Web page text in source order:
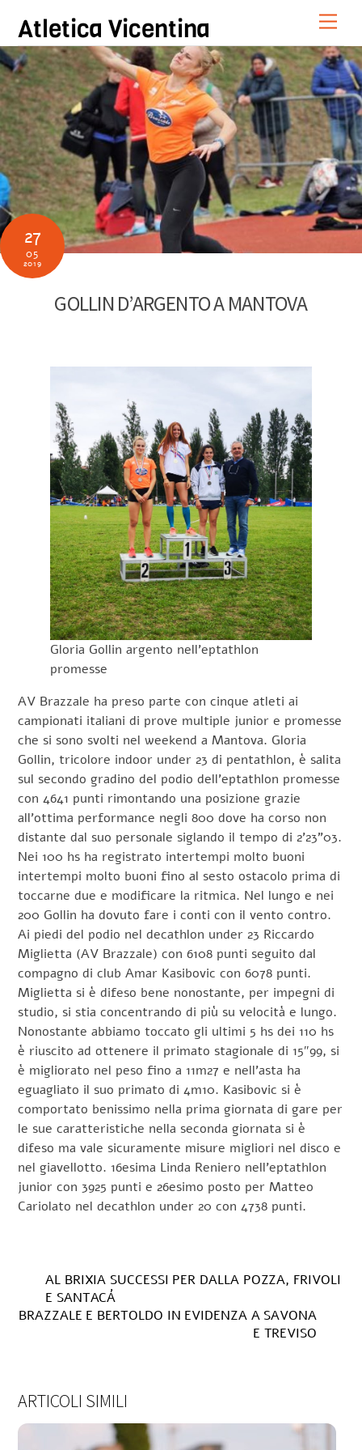
content
Atletica Vicentina
27
05
2019
GOLLIN D’ARGENTO A MANTOVA
Gloria Gollin argento nell’eptathlon
promesse
AV Brazzale ha preso parte con cinque atleti ai
campionati italiani di prove multiple junior e promesse
che si sono svolti nel weekend a Mantova. Gloria
Gollin, tricolore indoor under 23 di pentathlon, è salita
sul secondo gradino del podio dell’eptathlon promesse
con 4641 punti rimontando una posizione grazie
all’ottima performance negli 800 dove ha corso non
distante dal suo personale siglando il tempo di 2’23”03.
Nei 100 hs ha registrato intertempi molto buoni
intertempi molto buoni fino al sesto ostacolo prima di
toccarne due e modificare la ritmica. Nel lungo e nei
200 Gollin ha dovuto fare i conti con il vento contro.
Ai piedi del podio nel decathlon under 23 Riccardo
Miglietta (AV Brazzale) con 6108 punti seguito dal
compagno di club Amar Kasibovic con 6078 punti.
Miglietta si è difeso bene nonostante, per impegni di
studio, si stia concentrando di più su velocità e lungo.
Nonostante abbiamo toccato gli ultimi 5 hs dei 110 hs
è riuscito ad ottenere il primato stagionale di 15″99, si
è migliorato nel peso fino a 11m27 e nell’asta ha
eguagliato il suo primato di 4m10. Kasibovic si è
comportato benissimo nella prima giornata di gare per
le sue caratteristiche nella seconda giornata si è
difeso ma vale sicuramente misure migliori nel disco e
nel giavellotto. 16esima Linda Reniero nell’eptathlon
junior con 3925 punti e 26esimo posto per Matteo
Cariolato nel decathlon under 20 con 4738 punti.
AL BRIXIA SUCCESSI PER DALLA POZZA, FRIVOLI
E SANTACÁ
BRAZZALE E BERTOLDO IN EVIDENZA A SAVONA
E TREVISO
ARTICOLI SIMILI